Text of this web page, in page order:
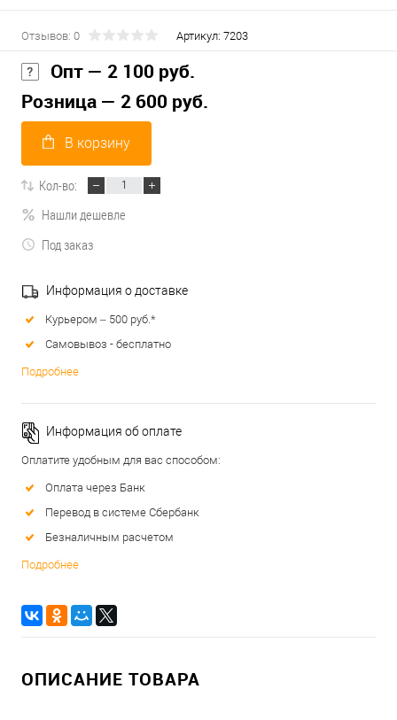
Отзывов: 0 Артикул: 7203
Опт — 2 100 руб.
Розница — 2 600 руб.
В корзину
Кол-во:
Нашли дешевле
Под заказ
Информация о доставке
Курьером – 500 руб.*
Самовывоз - бесплатно
Подробнее
Информация об оплате
Оплатите удобным для вас способом:
Оплата через Банк
Перевод в системе Сбербанк
Безналичным расчетом
Подробнее
ОПИСАНИЕ ТОВАРА